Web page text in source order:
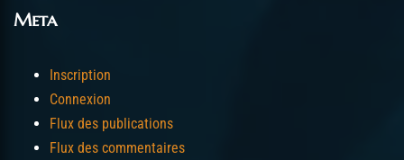
Meta
Inscription
Connexion
Flux des publications
Flux des commentaires